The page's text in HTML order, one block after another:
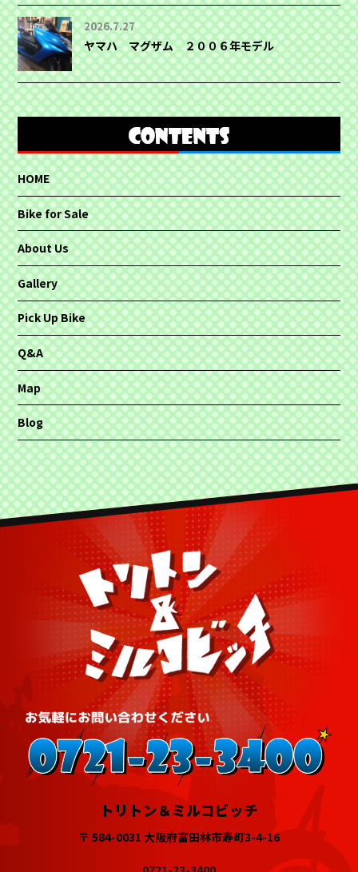
2026.7.27
ヤマハ マグザム ２００６年モデル
HOME
Bike for Sale
About Us
Gallery
Pick Up Bike
Q&A
Map
Blog
トリトン＆ミルコビッチ
〒 584-0031 大阪府富田林市寿町3-4-16